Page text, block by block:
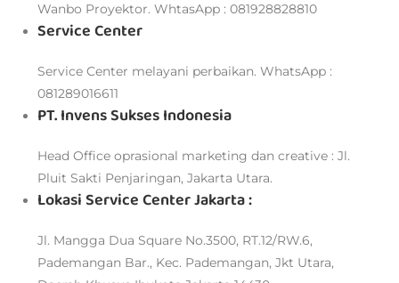
Wanbo Proyektor. WhtasApp : 081928828810
Service Center
Service Center melayani perbaikan. WhatsApp :
081289016611
PT. Invens Sukses Indonesia
Head Office oprasional marketing dan creative : Jl.
Pluit Sakti Penjaringan, Jakarta Utara.
Lokasi Service Center Jakarta :
Jl. Mangga Dua Square No.3500, RT.12/RW.6,
Pademangan Bar., Kec. Pademangan, Jkt Utara,